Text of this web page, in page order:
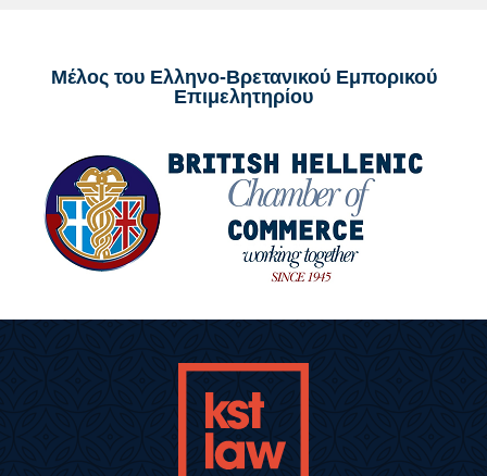
Μέλος του Ελληνο-Βρετανικού Εμπορικού
Επιμελητηρίου